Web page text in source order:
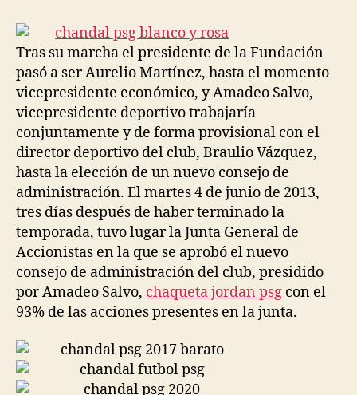
entrada
entrada
Tras su marcha el presidente de la Fundación
pasó a ser Aurelio Martínez, hasta el momento
vicepresidente económico, y Amadeo Salvo,
vicepresidente deportivo trabajaría
conjuntamente y de forma provisional con el
director deportivo del club, Braulio Vázquez,
hasta la elección de un nuevo consejo de
administración. El martes 4 de junio de 2013,
tres días después de haber terminado la
temporada, tuvo lugar la Junta General de
Accionistas en la que se aprobó el nuevo
consejo de administración del club, presidido
por Amadeo Salvo, chaqueta jordan psg con el
93% de las acciones presentes en la junta.